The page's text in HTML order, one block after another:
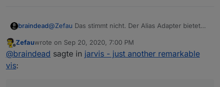
braindead@Zefau Das stimmt nicht. Der Alias Adapter bietet
packen. Ich nutze es einfach nicht, weil ich den
Mehrwert nicht sehe.
Offline
Zefauwrote on Sep 20, 2020, 7:00 PM
last edited by
@braindead sagte in jarvis - just another remarkable
vis: